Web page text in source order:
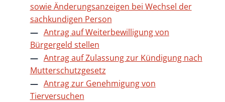
sowie Änderungsanzeigen bei Wechsel der
sachkundigen Person
Antrag auf Weiterbewilligung von
Bürgergeld stellen
Antrag auf Zulassung zur Kündigung nach
Mutterschutzgesetz
Antrag zur Genehmigung von
Tierversuchen